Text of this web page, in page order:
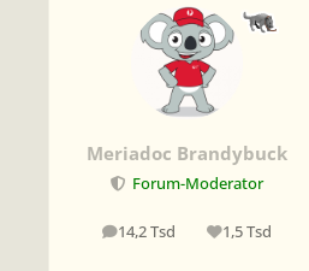
Meriadoc Brandybuck
Forum-Moderator
14,2 Tsd
Beiträge 1,5 Tsd
Reputation